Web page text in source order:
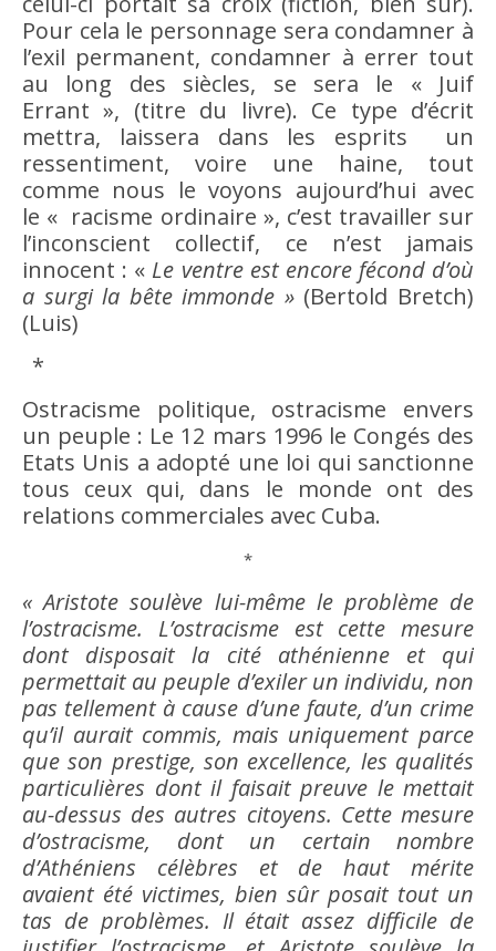
Pour cela le personnage sera condamner à
l’exil permanent, condamner à errer tout
au long des siècles, se sera le « Juif
Errant », (titre du livre). Ce type d’écrit
mettra, laissera dans les esprits un
ressentiment, voire une haine, tout
comme nous le voyons aujourd’hui avec
le « racisme ordinaire », c’est travailler sur
l’inconscient collectif, ce n’est jamais
innocent : « Le ventre est encore fécond d’où
a surgi la bête immonde » (Bertold Bretch)
(Luis)
*
Ostracisme politique, ostracisme envers
un peuple : Le 12 mars 1996 le Congés des
Etats Unis a adopté une loi qui sanctionne
tous ceux qui, dans le monde ont des
relations commerciales avec Cuba.
*
« Aristote soulève lui-même le problème de
l’ostracisme. L’ostracismeest cette mesure
dont disposait la cité athénienne et qui
permettait aupeuple d’exiler un individu, non
pas tellement à cause d’une faute, d’un crime
qu’il aurait commis, mais uniquement parce
que son prestige, son excellence, les qualités
particulières dont il faisait preuve le mettait
au-dessus des autres citoyens. Cette mesure
d’ostracisme, dont un certain nombre
d’Athéniens célèbres et de haut mérite
avaient été victimes, bien sûr posait tout un
tas de problèmes. Il était assez difficile de